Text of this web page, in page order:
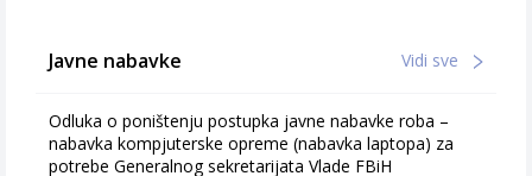
Javne nabavke Vidi sve
Odluka o poništenju postupka javne nabavke roba –
nabavka kompjuterske opreme (nabavka laptopa) za
potrebe Generalnog sekretarijata Vlade FBiH